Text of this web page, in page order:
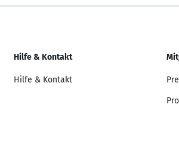
Hilfe & Kontakt
Hilfe & Kontakt